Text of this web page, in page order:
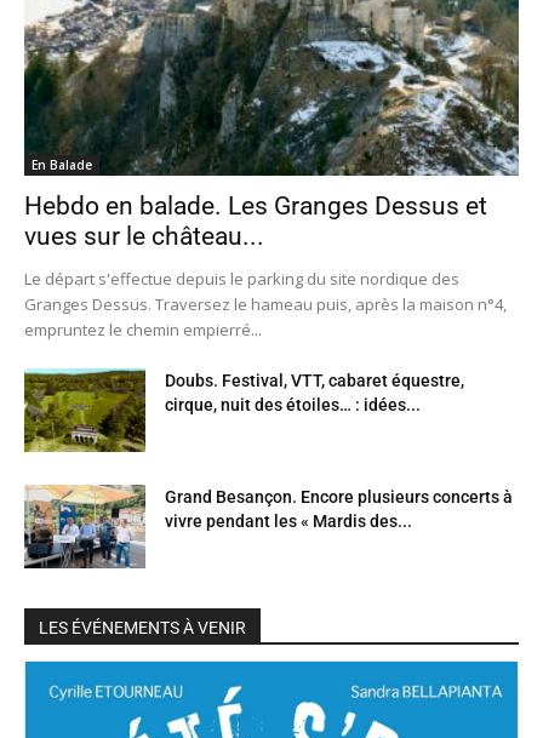
En Balade
Hebdo en balade. Les Granges Dessus et
vues sur le château...
Le départ s'effectue depuis le parking du site nordique des
Granges Dessus. Traversez le hameau puis, après la maison n°4,
empruntez le chemin empierré...
Doubs. Festival, VTT, cabaret équestre,
cirque, nuit des étoiles… : idées...
Grand Besançon. Encore plusieurs concerts à
vivre pendant les « Mardis des...
LES ÉVÉNEMENTS À VENIR